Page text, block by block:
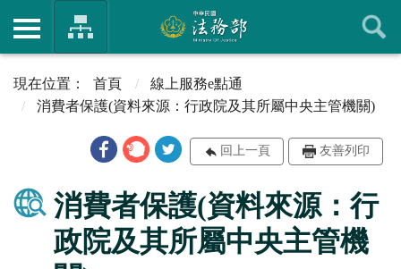
首頁
線上服務e點通
消費者保護(資料來源：行政院及其所屬中央主管機關)
回上一頁 友善列印
消費者保護(資料來源：行
政院及其所屬中央主管機